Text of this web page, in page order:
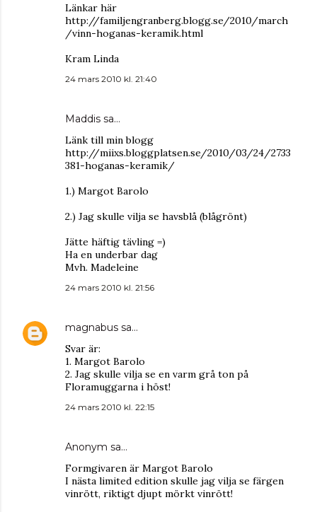
Länkar här
http://familjengranberg.blogg.se/2010/march
/vinn-hoganas-keramik.html
Kram Linda
24 mars 2010 kl. 21:40
Maddis sa…
Länk till min blogg
http://miixs.bloggplatsen.se/2010/03/24/2733
381-hoganas-keramik/
1.) Margot Barolo
2.) Jag skulle vilja se havsblå (blågrönt)
Jätte häftig tävling =)
Ha en underbar dag
Mvh. Madeleine
24 mars 2010 kl. 21:56
magnabus sa…
Svar är:
1. Margot Barolo
2. Jag skulle vilja se en varm grå ton på
Floramuggarna i höst!
24 mars 2010 kl. 22:15
Anonym sa…
Formgivaren är Margot Barolo
I nästa limited edition skulle jag vilja se färgen
vinrött, riktigt djupt mörkt vinrött!